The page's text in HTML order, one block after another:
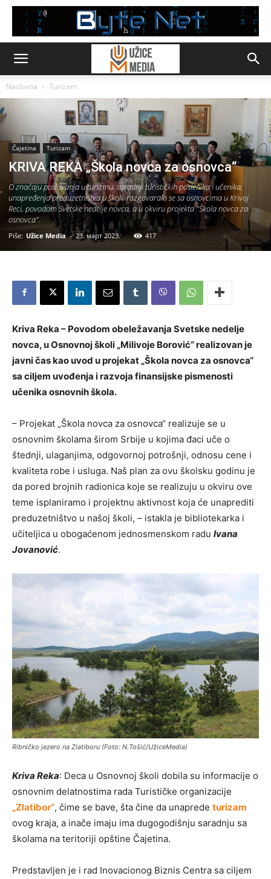
Naslovna Turizam
Čajetina Turizam
KRIVA REKA „Škola novca za osnovca“
O značaju poslovanja u turizmu, saradnji turističkih poslenika i učenika,
unapređenja preduzetništva u školi, razgovaralo se sa osnovcima u Krivoj
Reci, povodom Svetske nedelje novca, a u okviru projekta "Škola novca za
osnovca".
Piše: Užice Media - 23. март 2023. 417
Kriva Reka – Povodom obeležavanja Svetske nedelje
novca, u Osnovnoj školi „Milivoje Borović“ realizovan je
javni čas kao uvod u projekat „Škola novca za osnovca“
sa ciljem uvođenja i razvoja finansijske pismenosti
učenika osnovnih škola.
– Projekat „Škola novca za osnovca“ realizuje se u
osnovnim školama širom Srbije u kojima đaci uče o
štednji, ulaganjima, odgovornoj potrošnji, odnosu cene i
kvaliteta robe i usluga. Naš plan za ovu školsku godinu je
da pored brojnih radionica koje se realizuju u okviru ove
teme isplaniramo i projektnu aktivnost koja će unaprediti
preduzetništvo u našoj školi, – istakla je bibliotekarka i
učiteljica u obogaćenom jednosmenskom radu Ivana
Jovanović.
Ribničko jezero na Zlatiboru (Foto: N.Tošić/UžiceMedia)
Kriva Reka: Deca u Osnovnoj školi dobila su informacije o
osnovnim delatnostima rada Turističke organizacije
„Zlatibor“, čime se bave, šta čine da unaprede turizam
ovog kraja, a inače imaju ima dugogodišnju saradnju sa
školama na teritoriji opštine Čajetina.
Predstavljen je i rad Inovacionog Biznis Centra sa ciljem